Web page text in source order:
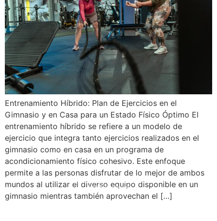
Entrenamiento Híbrido: Plan de Ejercicios en el
Gimnasio y en Casa para un Estado Físico Óptimo El
entrenamiento híbrido se refiere a un modelo de
ejercicio que integra tanto ejercicios realizados en el
gimnasio como en casa en un programa de
acondicionamiento físico cohesivo. Este enfoque
permite a las personas disfrutar de lo mejor de ambos
mundos al utilizar el diverso equipo disponible en un
gimnasio mientras también aprovechan el […]
© 2008 – 2024 Copyright © Trainero.com
All rights reserved
All rights reserved